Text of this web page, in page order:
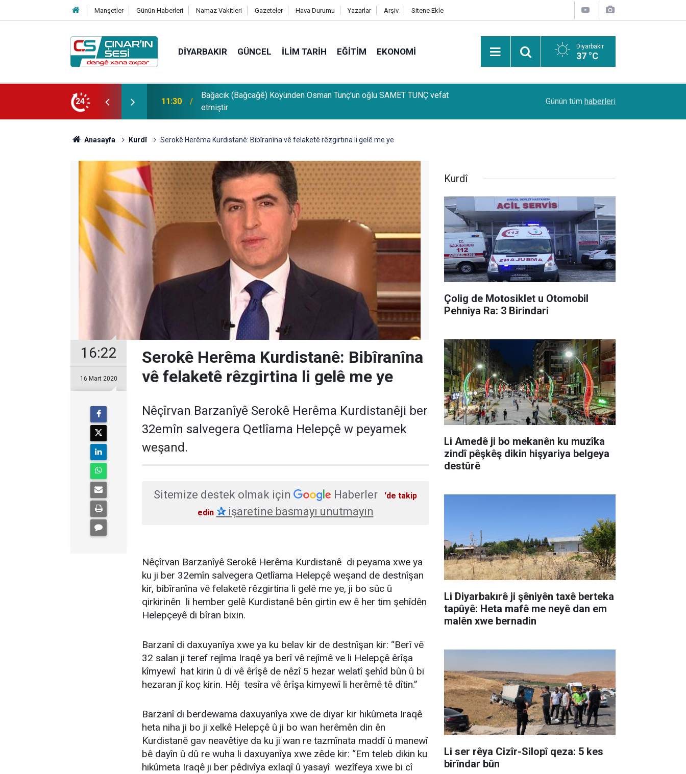
Manşetler Günün Haberleri Namaz Vakitleri Gazeteler Hava Durumu Yazarlar Arşiv Sitene Ekle
DIYARBAKIR GÜNCEL İLIM TARIH EĞITIM EKONOMI Diyarbakır
37 °C
24
Tunç'un oğlu SAMET TUNÇ vefat
11:24
PDR Uzmanı Muhammed Beşir Özçelik: Hiçbir şekilde puana bakılmamalı,
başarı sırasına göre tercih yapılmalı
güvenlik tedbiri bilinçtir
Günün tüm haberleri
Anasayfa Kurdî Serokê Herêma Kurdistanê: Bibîranîna vê felaketê rêzgirtina li gelê me ye
16:22
16 Mart 2020
Serokê Herêma Kurdistanê: Bibîranîna
vê felaketê rêzgirtina li gelê me ye
Nêçîrvan Barzanîyê Serokê Herêma Kurdistanêji ber
32emîn salvegera Qetlîama Helepçê w peyamek
weşand.
Sitemize destek olmak için Haberler
'de takip
edin ✰işaretine basmayı unutmayın
Nêçîrvan Barzanîyê Serokê Herêma Kurdistanê di peyama xwe ya
ku ji ber 32emîn salvegera Qetlîama Helepçê weşand de destnîşan
kir, bibîranîna vê felaketê rêzgirtina li gelê me ye, ji bo sûc û
qirkirinên li hember gelê Kurdistanê bên girtin ew ê her tim şehîdên
Helepçeyê di bîran bixin.
Barzanî di daxuyanîya xwe ya ku belav kir de destnîşan kir: “Berî vê
32 salan ji teref rejîma Iraqê ya berî vê rejîmê ve li Helepçê êrîşa
kîmyewî hat kirin û di vê êrîşê de nêzî 5 hezar welatî şehîd bûn û bi
hezaran jî koç kirin. Hêj tesîra vê êrîşa kimyewî li herêmê tê dîtin.”
Barzanî di berdewama daxuyanîya xwe de diyar kir hikûmeta Iraqê
heta niha ji bo ji xelkê Helepçê û ji bo wan herêmên din ên
Kurdistanê gav neavêtiye da ku ji wan re tazmînata maddî û manewî
bê dayîn û dû re wuha li daxuyanîya xwe zêde kir: “Em teleb dikin ku
hikûmeta Iraqê ji ber pêdivîya exlaqî û yasayî wezîfeya xwe bi cî
Kurdî
Çolig de Motosiklet u Otomobil
Pehniya Ra: 3 Birindari
Li Amedê ji bo mekanên ku muzîka
zindî pêşkêş dikin hişyariya belgeya
destûrê
Li Diyarbakırê ji şêniyên taxê berteka
tapûyê: Heta mafê me neyê dan em
malên xwe bernadin
Li ser rêya Cizîr-Silopî qeza: 5 kes
birîndar bûn